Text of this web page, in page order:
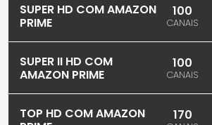
SUPER HD COM AMAZON
PRIME
100
CANAIS
SUPER II HD COM
AMAZON PRIME
100
CANAIS
TOP HD COM AMAZON
170